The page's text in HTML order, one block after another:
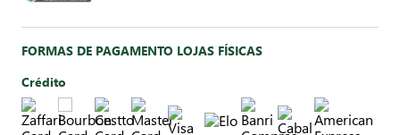
FORMAS DE PAGAMENTO LOJAS FÍSICAS
Crédito